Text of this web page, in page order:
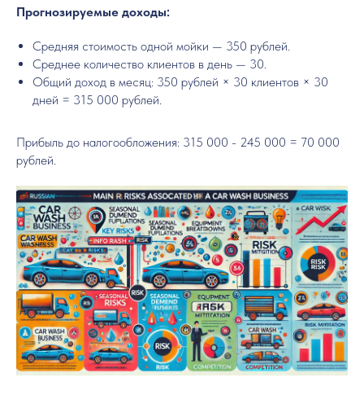
Прогнозируемые доходы:
Средняя стоимость одной мойки — 350 рублей.
Среднее количество клиентов в день — 30.
Общий доход в месяц: 350 рублей × 30 клиентов × 30
дней = 315 000 рублей.
Прибыль до налогообложения: 315 000 - 245 000 = 70 000
рублей.